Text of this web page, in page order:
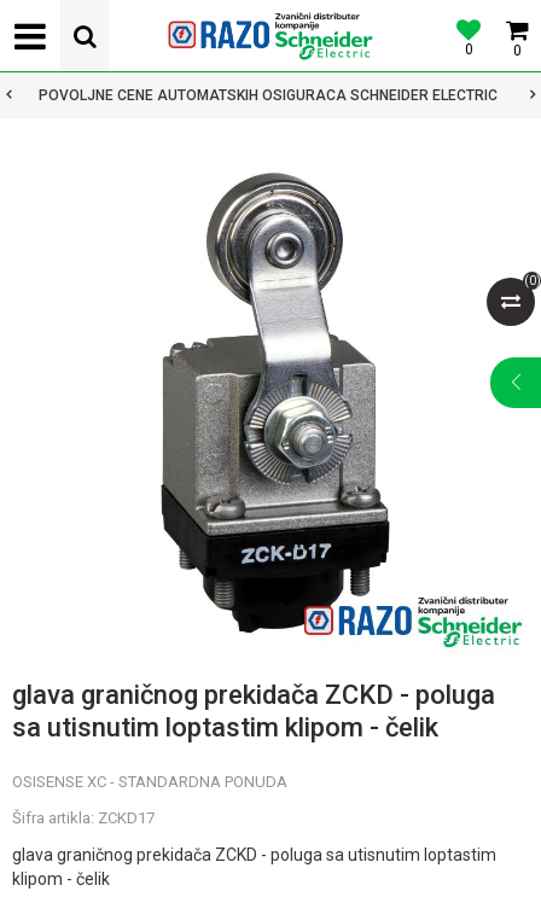
0
0
POVOLJNE CENE AUTOMATSKIH OSIGURACA SCHNEIDER ELECTRIC
(0)
glava graničnog prekidača ZCKD - poluga
sa utisnutim loptastim klipom - čelik
OSISENSE XC - STANDARDNA PONUDA
Šifra artikla: ZCKD17
glava graničnog prekidača ZCKD - poluga sa utisnutim loptastim
klipom - čelik